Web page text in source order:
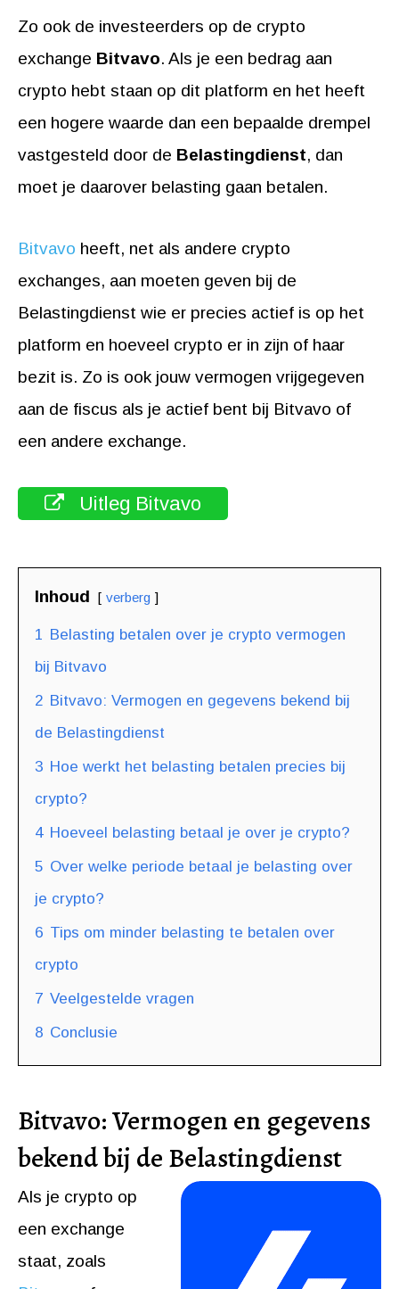
Zo ook de investeerders op de crypto
exchange Bitvavo. Als je een bedrag aan
crypto hebt staan op dit platform en het heeft
een hogere waarde dan een bepaalde drempel
vastgesteld door de Belastingdienst, dan
moet je daarover belasting gaan betalen.
Bitvavo heeft, net als andere crypto
exchanges, aan moeten geven bij de
Belastingdienst wie er precies actief is op het
platform en hoeveel crypto er in zijn of haar
bezit is. Zo is ook jouw vermogen vrijgegeven
aan de fiscus als je actief bent bij Bitvavo of
een andere exchange.
Uitleg Bitvavo
Inhoud verberg
1
Belasting betalen over je crypto vermogen
bij Bitvavo
2 Bitvavo: Vermogen en gegevens bekend bij
de Belastingdienst
3 Hoe werkt het belasting betalen precies bij
crypto?
4 Hoeveel belasting betaal je over je crypto?
5 Over welke periode betaal je belasting over
je crypto?
6 Tips om minder belasting te betalen over
crypto
7 Veelgestelde vragen
8 Conclusie
Bitvavo: Vermogen en gegevens
bekend bij de Belastingdienst
Als je crypto op
een exchange
staat, zoals